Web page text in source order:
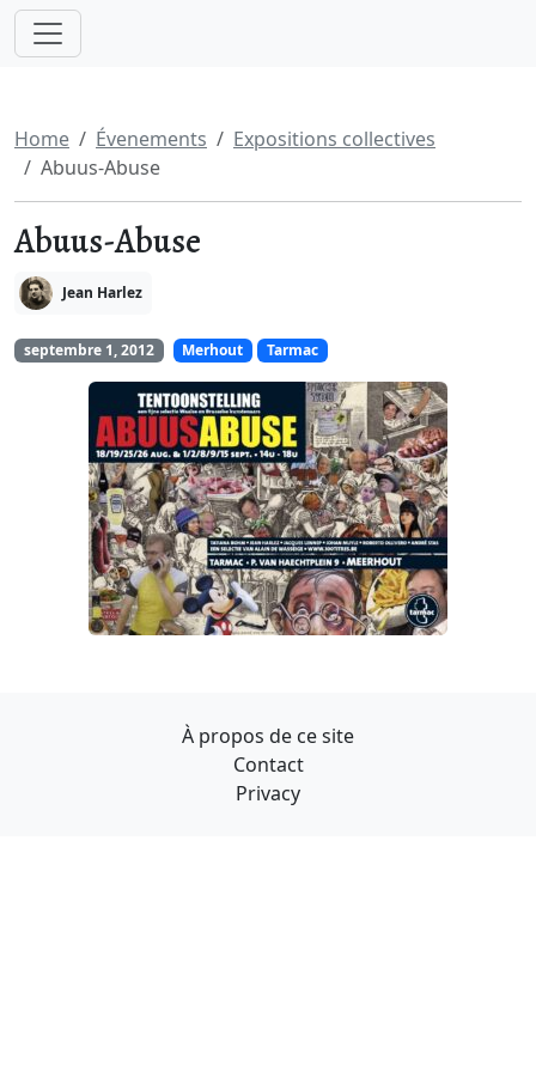
Home Évenements
Expositions collectives
Abuus-Abuse
Abuus-Abuse
Jean Harlez
septembre 1, 2012 Merhout Tarmac
À propos de ce site
Contact
Privacy